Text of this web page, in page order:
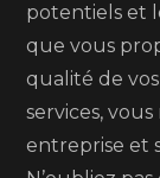
potentiels et
que vous
qualité de
services,
entreprise et